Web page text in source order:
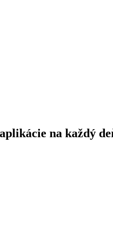
na každý